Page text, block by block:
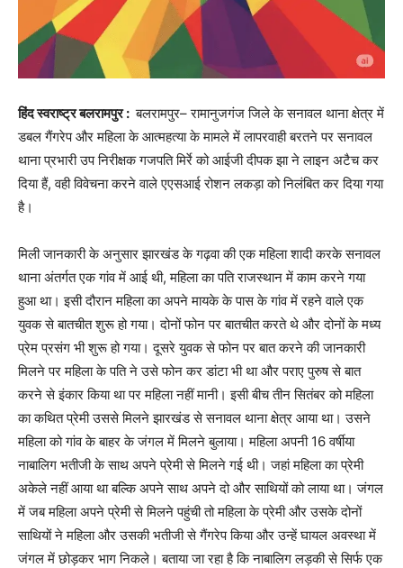
हिंद स्वराष्ट्र बलरामपुर : बलरामपुर– रामानुजगंज जिले के सनावल थाना क्षेत्र में
डबल गैंगरेप और महिला के आत्महत्या के मामले में लापरवाही बरतने पर सनावल
थाना प्रभारी उप निरीक्षक गजपति मिर्रे को आईजी दीपक झा ने लाइन अटैच कर
दिया हैं, वही विवेचना करने वाले एएसआई रोशन लकड़ा को निलंबित कर दिया गया
है।
मिली जानकारी के अनुसार झारखंड के गढ़वा की एक महिला शादी करके सनावल
थाना अंतर्गत एक गांव में आई थी, महिला का पति राजस्थान में काम करने गया
हुआ था। इसी दौरान महिला का अपने मायके के पास के गांव में रहने वाले एक
युवक से बातचीत शुरू हो गया। दोनों फोन पर बातचीत करते थे और दोनों के मध्य
प्रेम प्रसंग भी शुरू हो गया। दूसरे युवक से फोन पर बात करने की जानकारी
मिलने पर महिला के पति ने उसे फोन कर डांटा भी था और पराए पुरुष से बात
करने से इंकार किया था पर महिला नहीं मानी। इसी बीच तीन सितंबर को महिला
का कथित प्रेमी उससे मिलने झारखंड से सनावल थाना क्षेत्र आया था। उसने
महिला को गांव के बाहर के जंगल में मिलने बुलाया। महिला अपनी 16 वर्षीया
नाबालिग भतीजी के साथ अपने प्रेमी से मिलने गई थी। जहां महिला का प्रेमी
अकेले नहीं आया था बल्कि अपने साथ अपने दो और साथियों को लाया था। जंगल
में जब महिला अपने प्रेमी से मिलने पहुंची तो महिला के प्रेमी और उसके दोनों
साथियों ने महिला और उसकी भतीजी से गैंगरेप किया और उन्हें घायल अवस्था में
जंगल में छोड़कर भाग निकले। बताया जा रहा है कि नाबालिग लड़की से सिर्फ एक